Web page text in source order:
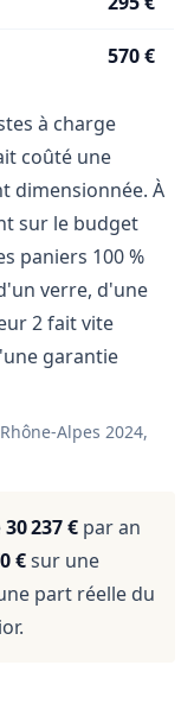
570 €
à charge
coûté une
dimensionnée. À
sur le budget
paniers 100 %
verre, d'une
2 fait vite
garantie
Alpes 2024,
30 237 € par an
€sur une
part réelle du